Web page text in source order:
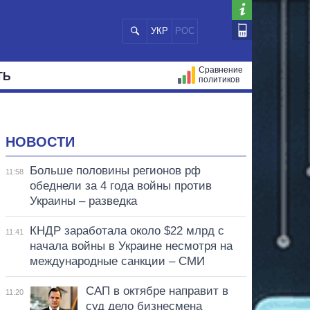
УКР РОС
Сравнение
политиков
НОВОСТИ
11:58
Больше половины регионов рф
обеднели за 4 года войны против
Украины – разведка
11:41
КНДР заработала около $22 млрд с
начала войны в Украине несмотря на
международные санкции – СМИ
11:20
САП в октябре направит в
суд дело бизнесмена